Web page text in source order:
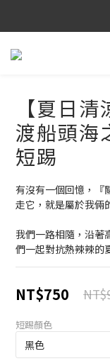
【夏日
渡船頭海
短踢
有沒有一個回憶，『
走它，就是屬於我倆
我們一路相隨，沿著
們一起對抗熱辣辣的
NT$750
短踢顏色